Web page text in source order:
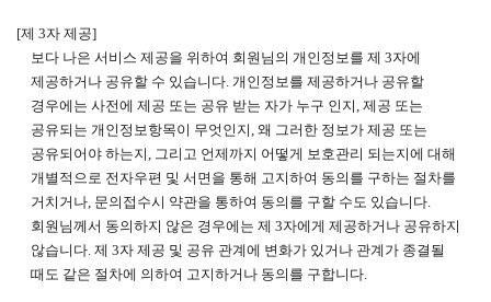
[제 3자 제공]
보다 나은 서비스 제공을 위하여 회원님의 개인정보를 제 3자에
제공하거나 공유할 수 있습니다.개인정보를 제공하거나 공유할
경우에는 사전에 제공 또는 공유 받는 자가 누구 인지,제공 또는
공유되는 개인정보항목이 무엇인지,왜 그러한 정보가 제공 또는
공유되어야 하는지, 그리고 언제까지 어떻게 보호관리 되는지에 대해
개별적으로 전자우편 및 서면을 통해 고지하여 동의를 구하는 절차를
거치거나, 문의접수시 약관을 통하여 동의를 구할 수도 있습니다.
회원님께서 동의하지 않은 경우에는 제 3자에게 제공하거나 공유하지
않습니다.제 3자 제공 및 공유 관계에 변화가 있거나 관계가 종결될
때도 같은 절차에 의하여 고지하거나 동의를 구합니다.